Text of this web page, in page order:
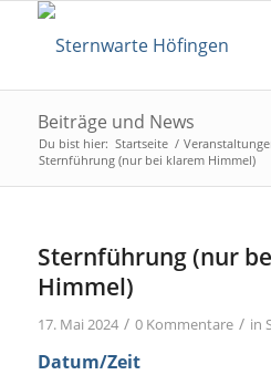
Beiträge und News
Du bist hier: Startseite /
Sternführung (nur bei klarem Himmel)
Sternführung (nur
Himmel)
17. Mai 2024 / 0 Kommentare / in
Datum/Zeit